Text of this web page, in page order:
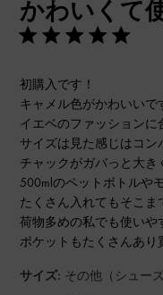
かわいくて
初購入です！
キャメル色がかわいいで
イエベのファッションに
サイズは見た感じはコン
チャックがガバっと大き
500mlのペットボトルや
たくさん入れてもそこま
荷物多めの私でも使いや
ポケットもたくさんあり
サイズ: その他（シューズ